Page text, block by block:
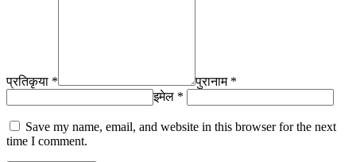
प्रतिकृया *
पुरानाम *
इमेल *
Save my name, email, and website in this browser for the next
time I comment.